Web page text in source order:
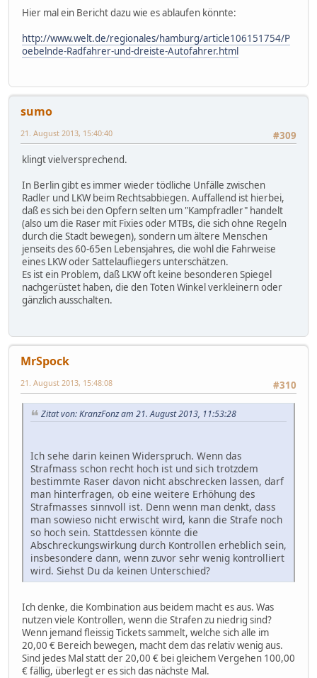
Hier mal ein Bericht dazu wie es ablaufen könnte:
http://www.welt.de/regionales/hamburg/article106151754/P
oebelnde-Radfahrer-und-dreiste-Autofahrer.html
sumo
#309
21. August 2013, 15:40:40
klingt vielversprechend.
In Berlin gibt es immer wieder tödliche Unfälle zwischen
Radler und LKW beim Rechtsabbiegen. Auffallend ist hierbei,
daß es sich bei den Opfern selten um "Kampfradler" handelt
(also um die Raser mit Fixies oder MTBs, die sich ohne Regeln
durch die Stadt bewegen), sondern um ältere Menschen
jenseits des 60-65en Lebensjahres, die wohl die Fahrweise
eines LKW oder Sattelaufliegers unterschätzen.
Es ist ein Problem, daß LKW oft keine besonderen Spiegel
nachgerüstet haben, die den Toten Winkel verkleinern oder
gänzlich ausschalten.
MrSpock
#310
21. August 2013, 15:48:08
Zitat von: KranzFonz am 21. August 2013, 11:53:28
Ich sehe darin keinen Widerspruch. Wenn das
Strafmass schon recht hoch ist und sich trotzdem
bestimmte Raser davon nicht abschrecken lassen, darf
man hinterfragen, ob eine weitere Erhöhung des
Strafmasses sinnvoll ist. Denn wenn man denkt, dass
man sowieso nicht erwischt wird, kann die Strafe noch
so hoch sein. Stattdessen könnte die
Abschreckungswirkung durch Kontrollen erheblich sein,
insbesondere dann, wenn zuvor sehr wenig kontrolliert
wird. Siehst Du da keinen Unterschied?
Ich denke, die Kombination aus beidem macht es aus. Was
nutzen viele Kontrollen, wenn die Strafen zu niedrig sind?
Wenn jemand fleissig Tickets sammelt, welche sich alle im
20,00 € Bereich bewegen, macht dem das relativ wenig aus.
Sind jedes Mal statt der 20,00 € bei gleichem Vergehen 100,00
€ fällig, überlegt er es sich das nächste Mal.